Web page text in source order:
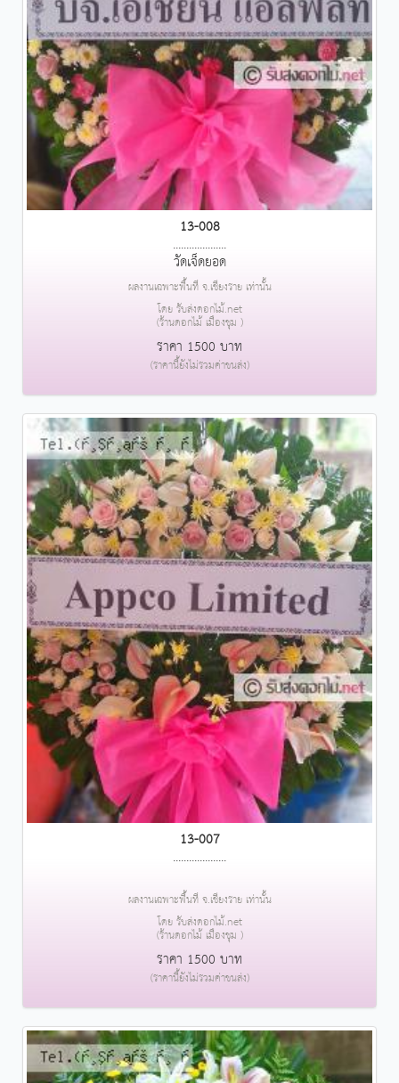
13-008
....................
วัดเจ็ดยอด
ผลงานเฉพาะพื้นที่ จ.เชียงราย เท่านั้น
โดย รับส่งดอกไม้.net
(ร้านดอกไม้ เมืองชุม )
ราคา 1500 บาท
(ราคานี้ยังไม่รวมค่าขนส่ง)
13-007
....................
ผลงานเฉพาะพื้นที่ จ.เชียงราย เท่านั้น
โดย รับส่งดอกไม้.net
(ร้านดอกไม้ เมืองชุม )
ราคา 1500 บาท
(ราคานี้ยังไม่รวมค่าขนส่ง)